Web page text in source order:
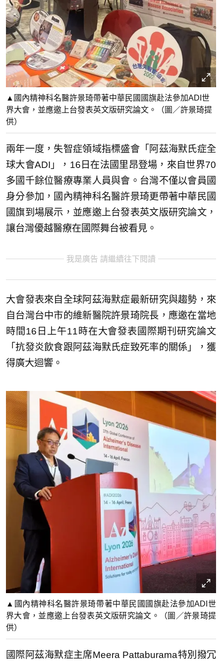
▲國內精神科名醫許景琦帶著中華民國國旗赴法參加ADI世
界大會，並應邀上台發表英文版研究論文。（圖／許景琦提
供）
兩年一度，失智症領域指標盛會「阿茲海默氏症全
球大會ADI」，16日在法國里昂登場，來自世界70
多國千餘位醫療專業人員與會。台灣不僅以會員國
身分參加，國內精神科名醫許景琦更帶著中華民國
國旗到場展示，並應邀上台發表英文版研究論文，
讓台灣優越醫療在國際舞台被看見。
我是廣告 請繼續往下閱讀
大會發表來自全球阿茲海默症最新研究與趨勢，來
自台灣台中市的維新醫院許景琦院長，應邀在當地
時間16日上午11時在大會發表國際期刊研究論文
「抗發炎飲食跟阿茲海默氏症致死率的關係」，獲
得廣大迴響。
▲國內精神科名醫許景琦帶著中華民國國旗赴法參加ADI世
界大會，並應邀上台發表英文版研究論文。（圖／許景琦提
供）
國際阿茲海默症主席Meera Pattaburama特別撥冗